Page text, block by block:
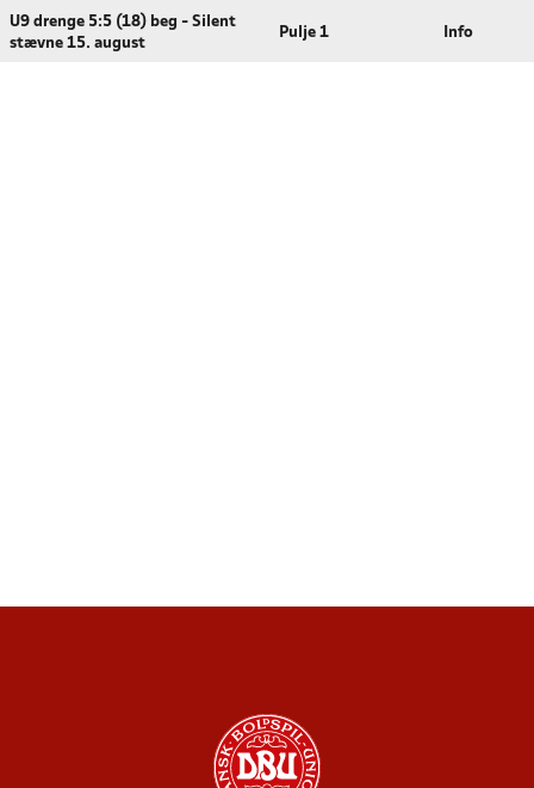
U9 drenge 5:5 (18) beg - Silent
stævne 15. august
Pulje 1 Info